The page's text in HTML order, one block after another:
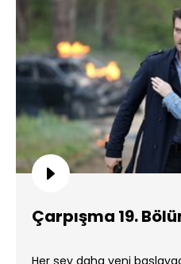
Çarpışma 19.
Her şey daha yeni